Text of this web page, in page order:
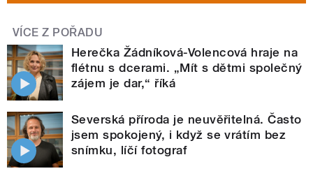
VÍCE Z POŘADU
Herečka Žádníková-Volencová hraje na
flétnu s dcerami. „Mít s dětmi společný
zájem je dar,“ říká
Severská příroda je neuvěřitelná. Často
jsem spokojený, i když se vrátím bez
snímku, líčí fotograf